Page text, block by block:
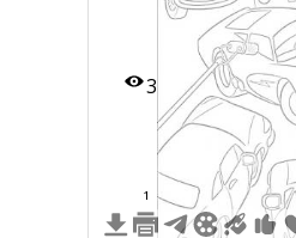
3
1